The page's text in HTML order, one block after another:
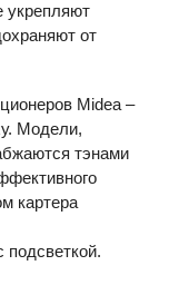
укрепляют
от
Midea –
Модели,
тэнами
картера